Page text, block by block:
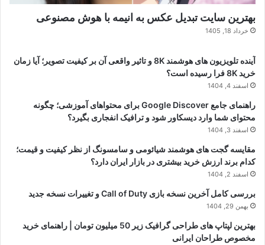
بهترین سایت تبدیل عکس به انیمه با هوش مصنوعی
خرداد 18, 1405
آینده تلویزیون های هوشمند 8K و تاثیر واقعی آن بر کیفیت تصویر؛ آیا زمان
خرید 8K فرا رسیده است؟
اسفند 4, 1404
راهنمای جامع Google Discover برای محتواهای آموزشی؛ چگونه
محتوای شما وارد دیسکاور شود و ترافیک انفجاری بگیرد؟
اسفند 3, 1404
مقایسه گجت های هوشمند شیائومی و سامسونگ از نظر کیفیت و قیمت؛
کدام برند ارزش خرید بیشتری در بازار ایران دارد؟
اسفند 2, 1404
بررسی کامل آخرین نسخه بازی Call of Duty و تغییرات نسخه جدید
بهمن 29, 1404
بهترین لپتاپ های طراحی گرافیک زیر 50 میلیون تومان | راهنمای خرید
مخصوص طراحان ایرانی